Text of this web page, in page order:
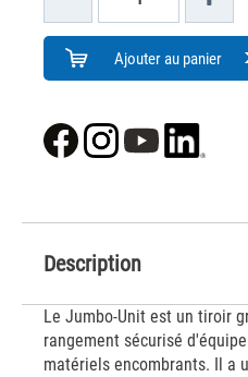
Ajouter au panier
Description
Le Jumbo-Unit est un tiroir
rangement sécurisé
matériels encombrants. Il a